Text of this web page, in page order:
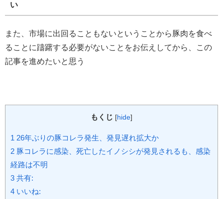
い
また、市場に出回ることもないということから豚肉を食べ
ることに躊躇する必要がないことをお伝えしてから、この
記事を進めたいと思う
もくじ [hide]
1 26年ぶりの豚コレラ発生、発見遅れ拡大か
2 豚コレラに感染、死亡したイノシシが発見されるも、感染
経路は不明
3 共有:
4 いいね: